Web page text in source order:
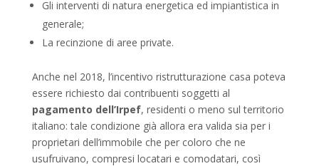
Gli interventi di natura energetica ed impiantistica in
generale;
La recinzione di aree private.
Anche nel 2018, l’incentivo ristrutturazione casa poteva
essere richiesto dai contribuenti soggetti al
pagamento dell’Irpef, residenti o meno sul territorio
italiano: tale condizione già allora era valida sia per i
proprietari dell’immobile che per coloro che ne
usufruivano, compresi locatari e comodatari, così